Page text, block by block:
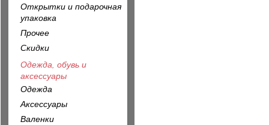
Открытки и подарочная
упаковка
Прочее
Скидки
Одежда, обувь и
аксессуары
Одежда
Аксессуары
Валенки